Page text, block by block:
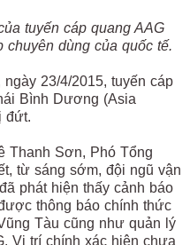
tuyến cáp quang AAG
dùng của quốc tế.
23/4/2015, tuyến cáp
Bình Dương (Asia
đứt.
Thanh Sơn, Phó Tổng
từ sáng sớm, đội ngũ vận
phát hiện thấy cảnh báo
thông báo chính thức
Tàu cũng như quản lý
Vị trí chính xác hiện chưa